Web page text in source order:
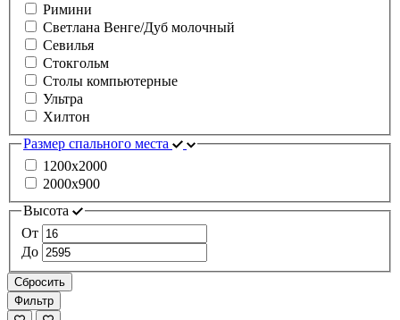
Римини
Светлана Венге/Дуб молочный
Севилья
Стокгольм
Столы компьютерные
Ультра
Хилтон
Размер спального места
1200х2000
2000х900
Высота
От
До
Сбросить
Фильтр